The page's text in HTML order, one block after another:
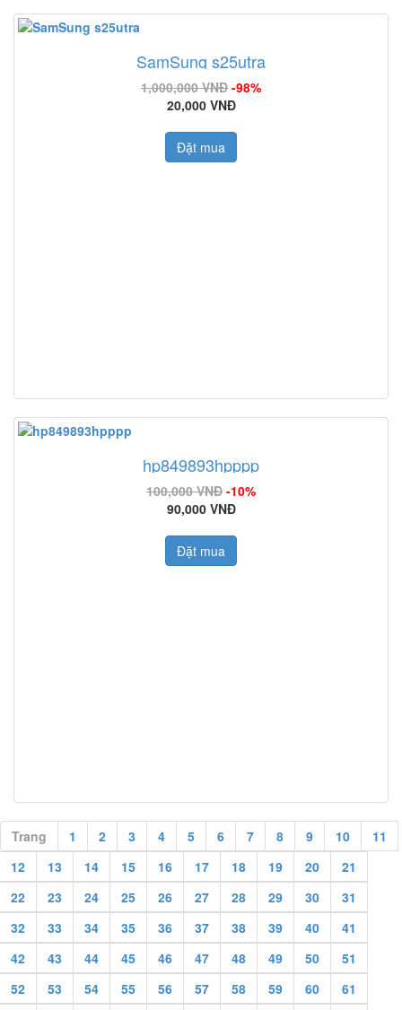
SamSung s25utra
1,000,000 VNĐ -98%
20,000 VNĐ
Đặt mua
hp849893hpppp
100,000 VNĐ -10%
90,000 VNĐ
Đặt mua
Trang 1 2 3 4 5 6 7 8 9 10
11
12
13 14 15 16 17 18 19 20
21
22
23 24 25 26 27 28 29 30
31
32
33 34 35 36 37 38 39 40
41
42
43 44 45 46 47 48 49 50
51
52
53 54 55 56 57 58 59 60 61